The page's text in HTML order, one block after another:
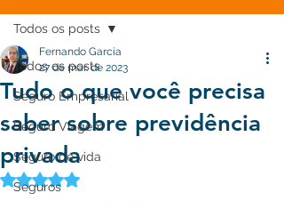
Todos os posts
Seguro Empresarial
Seguro Viagem
Seguro de vida
Seguros
Todos os posts
Tudo o que você precisa
saber sobre previdência
privada
Fernando Garcia
27 de mar. de 2023
Avaliado com NaN de 5 estrelas.